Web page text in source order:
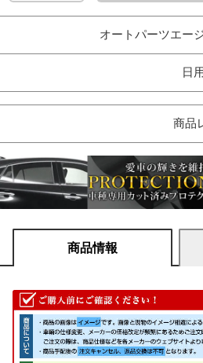
オートパーツエー
日
商品
商品情報